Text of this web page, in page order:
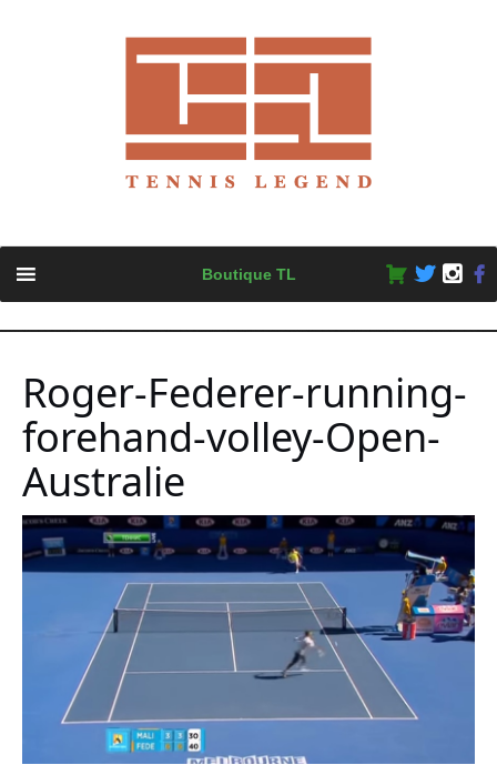
content
Boutique TL
Roger-Federer-running-
forehand-volley-Open-
Australie